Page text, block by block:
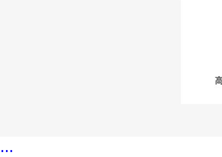
...